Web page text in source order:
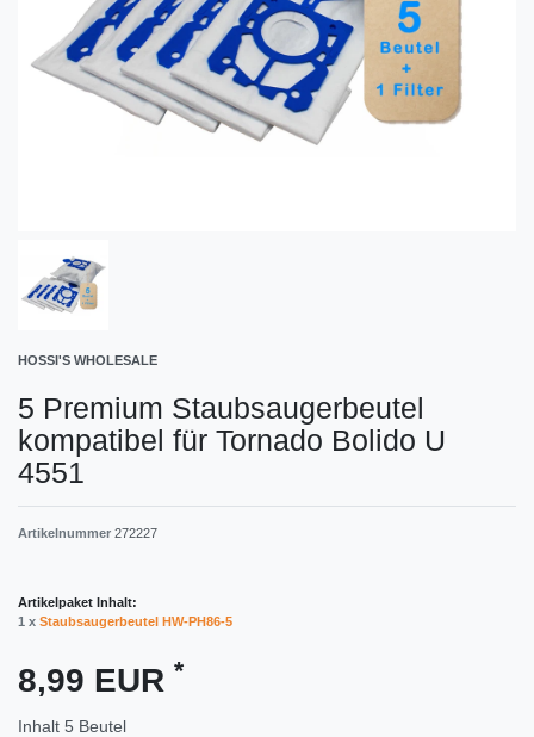
HOSSI'S WHOLESALE
5 Premium Staubsaugerbeutel
kompatibel für Tornado Bolido U
4551
Artikelnummer 272227
Artikelpaket Inhalt:
1 x Staubsaugerbeutel HW-PH86-5
8,99 EUR *
Inhalt 5 Beutel